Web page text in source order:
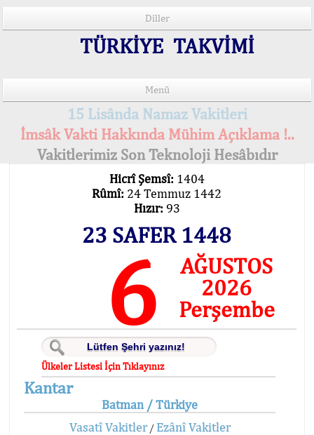
Diller
TÜRKİYE TAKVİMİ
Menü
15 Lisânda Namaz Vakitleri
İmsâk Vakti Hakkında Mühim Açıklama !..
Vakitlerimiz Son Teknoloji Hesâbıdır
Hicrî Şemsî: 1404
Rûmî: 24 Temmuz 1442
Hızır: 93
23 SAFER 1448
6
AĞUSTOS
2026
Perşembe
Ülkeler Listesi İçin Tıklayınız
Kantar
Batman / Türkiye
Vasatî Vakitler/ Ezânî Vakitler